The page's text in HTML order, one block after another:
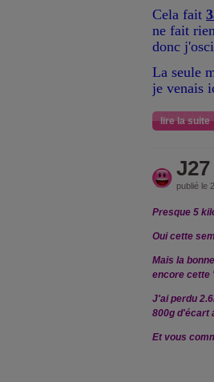
Cela fait
ne fait
donc
La seule
je venais
lire la suite
publié le
Presque 5
Oui cette
Mais la
encore cette
J'ai perdu
800g d'écart
Et vous